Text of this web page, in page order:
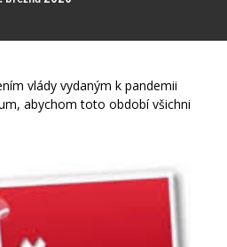
vlády vydaným k pandemii
abychom toto období všichni